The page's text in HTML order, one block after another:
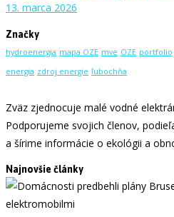
13. marca 2026
Značky
hydroenergia mapa OZE mve OZE portfolio
energia zdroj energie ľubochňa
Zväz zjednocuje malé vodné
Podporujeme svojich členov,
a šírime informácie o ekológii a
Najnovšie články